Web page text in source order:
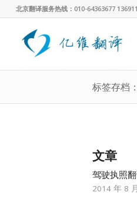
北京翻译服务热线：010-64363677
标签存档
文章
驾驶执照
2014 年 8